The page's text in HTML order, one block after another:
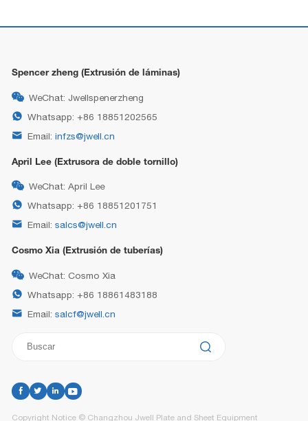
Spencer zheng (Extrusión de láminas)
 WeChat: Jwellspenerzheng
 Whatsapp: +86 18851202565
 Email: infzs@jwell.cn
April Lee (Extrusora de doble tornillo)
 WeChat: April Lee
 Whatsapp: +86 18851201751
 Email: salcs@jwell.cn
Cosmo Xia (Extrusión de tuberías)
 WeChat: Cosmo Xia
 Whatsapp: +86 18861483188
 Email: salcf@jwell.cn
   
Copyright Notice © Changzhou Jwell Plate and Sheet Equipment